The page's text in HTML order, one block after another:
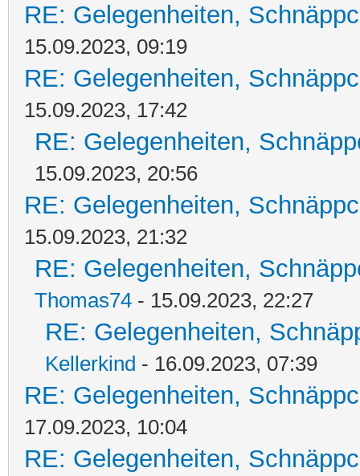
RE: Gelegenheiten,
15.09.2023, 09:19
RE: Gelegenheiten,
15.09.2023, 17:42
RE: Gelegenheiten,
15.09.2023, 20:56
RE: Gelegenheiten,
15.09.2023, 21:32
RE: Gelegenheiten,
Thomas74 - 15.09.2023, 22:27
RE: Gelegenheiten,
Kellerkind - 16.09.2023, 07:39
RE: Gelegenheiten,
17.09.2023, 10:04
RE: Gelegenheiten,